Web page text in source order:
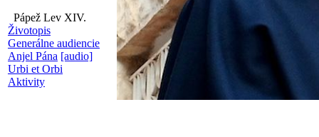
Pápež Lev XIV.
Životopis
Generálne audiencie
Anjel Pána [audio]
Urbi et Orbi
Aktivity